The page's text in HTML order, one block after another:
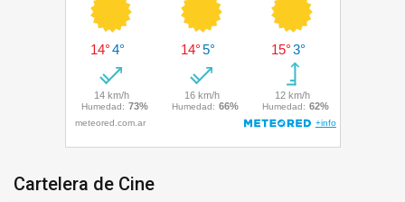
Cartelera de Cine